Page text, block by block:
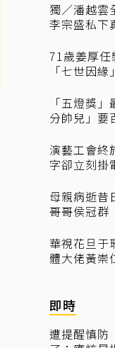
獨／潘越雲
李宗盛私下
71歲姜厚
「七世因
「五燈獎
分帥兒」要
演藝工會終
字卻立刻掛
母親病逝昔
哥哥侯冠
華視花旦于
體大佬黃崇
即時
遭提醒慎